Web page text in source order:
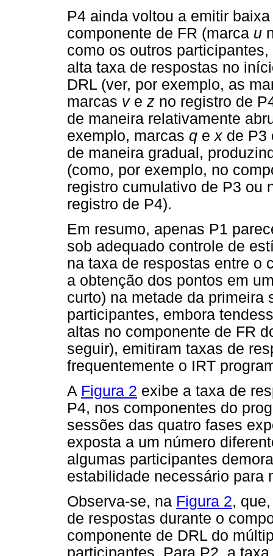
P4 ainda voltou a emitir
componente de FR (marca u
como os outros
alta taxa de respostas no
DRL (ver, por exemplo, as
marcas ve z no registro de
de maneira relativamente
exemplo, marcas q e x de P3
de maneira gradual,
(como, por exemplo, no
registro cumulativo de P3 ou
registro de P4).
Em resumo, apenas P1
sob adequado controle de
na taxa de respostas entre o
a obtenção dos pontos em
curto) na metade da primeira
participantes, embora
altas no componente de FR
seguir), emitiram taxas de
frequentemente o IRT
A Figura 2 exibe a taxa de
P4, nos componentes do
sessões das quatro fases
exposta a um número
algumas participantes
estabilidade necessário para
Observa-se, na Figura 2,
de respostas durante o
componente de DRL do